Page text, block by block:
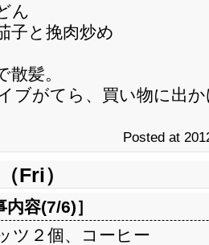
ん
子と挽肉炒め
散髪。
ブがてら、買い物に出
Posted at
Fri）
内容(7/6)］
ツ２個、コーヒー